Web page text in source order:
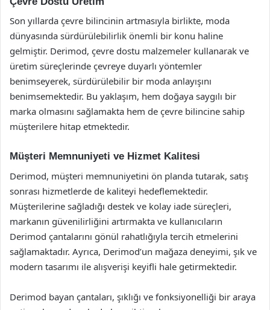
Son yıllarda çevre bilincinin artmasıyla birlikte, moda
dünyasında sürdürülebilirlik önemli bir konu haline
gelmiştir. Derimod, çevre dostu malzemeler kullanarak ve
üretim süreçlerinde çevreye duyarlı yöntemler
benimseyerek, sürdürülebilir bir moda anlayışını
benimsemektedir. Bu yaklaşım, hem doğaya saygılı bir
marka olmasını sağlamakta hem de çevre bilincine sahip
müşterilere hitap etmektedir.
Müşteri Memnuniyeti ve Hizmet Kalitesi
Derimod, müşteri memnuniyetini ön planda tutarak, satış
sonrası hizmetlerde de kaliteyi hedeflemektedir.
Müşterilerine sağladığı destek ve kolay iade süreçleri,
markanın güvenilirliğini artırmakta ve kullanıcıların
Derimod çantalarını gönül rahatlığıyla tercih etmelerini
sağlamaktadır. Ayrıca, Derimod’un mağaza deneyimi, şık ve
modern tasarımı ile alışverişi keyifli hale getirmektedir.
Derimod bayan çantaları, şıklığı ve fonksiyonelliği bir araya